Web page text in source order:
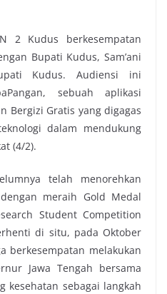
2 Kudus berkesempatan
Bupati Kudus, Sam’ani
Kudus. Audiensi ini
sebuah aplikasi
Bergizi Gratis yang digagas
dalam mendukung
(4/2).
telah menorehkan
meraih Gold Medal
Student Competition
di situ, pada Oktober
berkesempatan melakukan
Jawa Tengah bersama
kesehatan sebagai langkah